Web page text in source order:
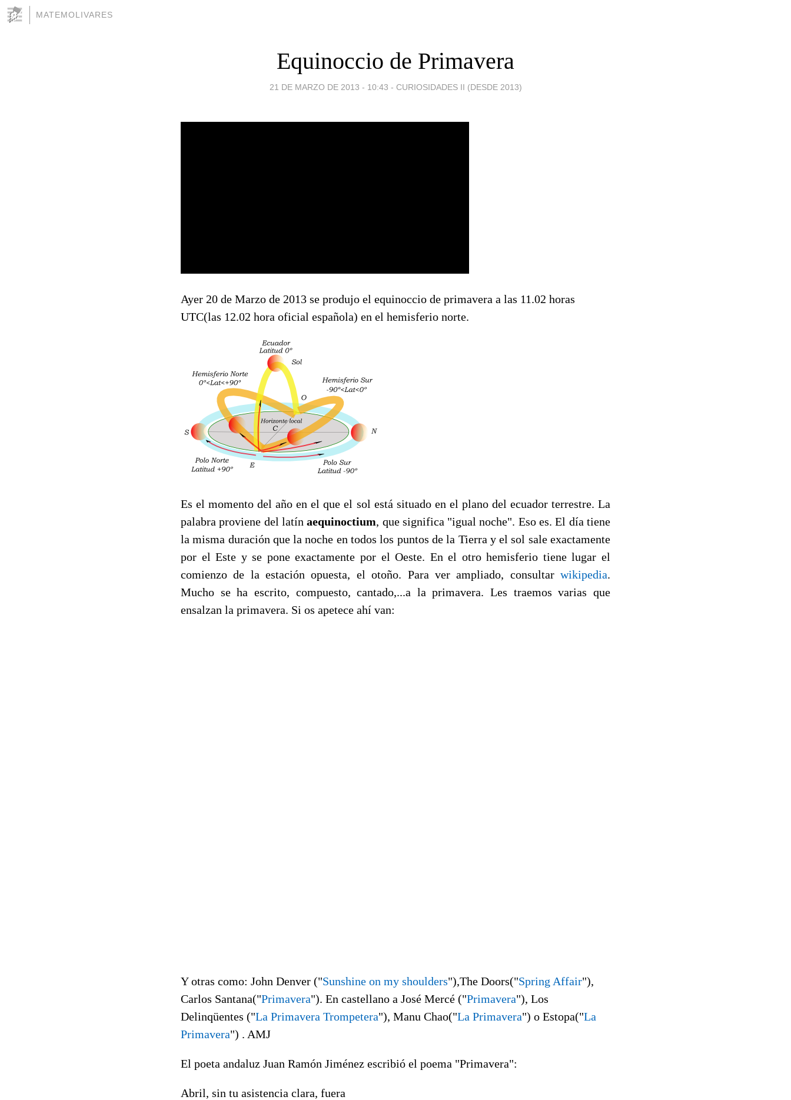
MATEMOLIVARES
Equinoccio de Primavera
21 DE MARZO DE 2013 - 10:43 - CURIOSIDADES II (DESDE 2013)
Ayer 20 de Marzo de 2013 se produjo el equinoccio de primavera a las 11.02 horas
UTC(las 12.02 hora oficial española) en el hemisferio norte.
Es el momento del año en el que el sol está situado en el plano del ecuador terrestre. La
palabra proviene del latínaequinoctium, que significa "igual noche". Eso es. El día tiene
la misma duración que la noche en todos los puntos de la Tierra y el sol sale exactamente
por el Este y se pone exactamente por el Oeste. En el otro hemisferio tiene lugar el
comienzo de la estación opuesta, el otoño. Para ver ampliado, consultar wikipedia.
Mucho se ha escrito, compuesto, cantado,...a la primavera. Les traemos varias que
ensalzan la primavera. Si os apetece ahí van:
Y otras como: John Denver ("Sunshine on my shoulders"),The Doors("Spring Affair"),
Carlos Santana("Primavera"). En castellano a José Mercé ("Primavera"), Los
Delinqüentes ("La Primavera Trompetera"), Manu Chao("La Primavera") o Estopa("La
Primavera") . AMJ
El poeta andaluz Juan Ramón Jiménez escribió el poema "Primavera":
Abril, sin tu asistencia clara, fuera